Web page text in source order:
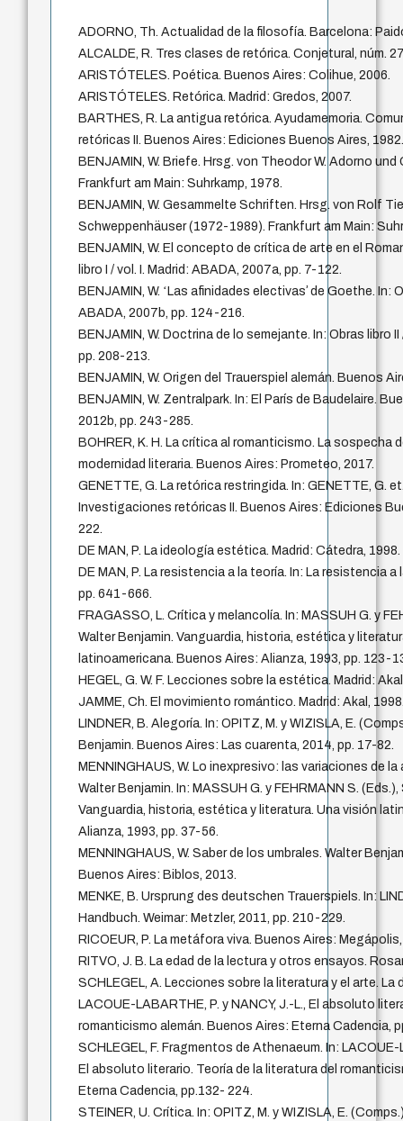
ADORNO, Th. Actualidad de la filosofía. Barcelona:
ALCALDE, R. Tres clases de retórica. Conjetural, núm.
ARISTÓTELES. Poética. Buenos Aires: Colihue, 2006.
ARISTÓTELES. Retórica. Madrid: Gredos, 2007.
BARTHES, R. La antigua retórica. Ayudamemoria.
retóricas II. Buenos Aires: Ediciones Buenos Aires,
BENJAMIN, W. Briefe. Hrsg. von Theodor W. Adorno
Frankfurt am Main: Suhrkamp, 1978.
BENJAMIN, W. Gesammelte Schriften. Hrsg. von Rolf
Schweppenhäuser (1972-1989). Frankfurt am Main:
BENJAMIN, W. El concepto de crítica de arte en el
libro I / vol. I. Madrid: ABADA, 2007a, pp. 7-122.
BENJAMIN, W. ʻLas afinidades electivasʼ de Goethe. In:
ABADA, 2007b, pp. 124-216.
BENJAMIN, W. Doctrina de lo semejante. In: Obras libro
pp. 208-213.
BENJAMIN, W. Origen del Trauerspiel alemán. Buenos
BENJAMIN, W. Zentralpark. In: El París de Baudelaire.
2012b, pp. 243-285.
BOHRER, K. H. La crítica al romanticismo. La sospecha
modernidad literaria. Buenos Aires: Prometeo, 2017.
GENETTE, G. La retórica restringida. In: GENETTE, G.
Investigaciones retóricas II. Buenos Aires: Ediciones
222.
DE MAN, P. La ideología estética. Madrid: Cátedra, 1998.
DE MAN, P. La resistencia a la teoría. In: La resistencia a
pp. 641-666.
FRAGASSO, L. Crítica y melancolía. In: MASSUH G. y
Walter Benjamin. Vanguardia, historia, estética y
latinoamericana. Buenos Aires: Alianza, 1993, pp. 123-
HEGEL, G. W. F. Lecciones sobre la estética. Madrid:
JAMME, Ch. El movimiento romántico. Madrid: Akal,
LINDNER, B. Alegoría. In: OPITZ, M. y WIZISLA, E.
Benjamin. Buenos Aires: Las cuarenta, 2014, pp. 17-82.
MENNINGHAUS, W. Lo inexpresivo: las variaciones de
Walter Benjamin. In: MASSUH G. y FEHRMANN S.
Vanguardia, historia, estética y literatura. Una visión
Alianza, 1993, pp. 37-56.
MENNINGHAUS, W. Saber de los umbrales. Walter
Buenos Aires: Biblos, 2013.
MENKE, B. Ursprung des deutschen Trauerspiels. In:
Handbuch. Weimar: Metzler, 2011, pp. 210-229.
RICOEUR, P. La metáfora viva. Buenos Aires:
RITVO, J. B. La edad de la lectura y otros ensayos.
SCHLEGEL, A. Lecciones sobre la literatura y el arte. La
LACOUE-LABARTHE, P. y NANCY, J.-L., El absoluto
romanticismo alemán. Buenos Aires: Eterna Cadencia,
SCHLEGEL, F. Fragmentos de Athenaeum. In: LACOUE-
El absoluto literario. Teoría de la literatura del
Eterna Cadencia, pp.132- 224.
STEINER, U. Crítica. In: OPITZ, M. y WIZISLA, E.